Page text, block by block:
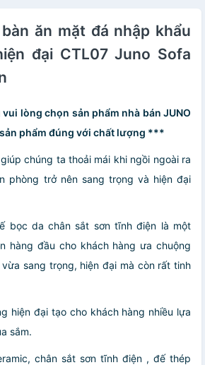
ăn mặt đá nhập khẩu
đại CTL07 Juno Sofa
lòng chọn sản phẩm nhà bán JUNO
phẩm đúng với chất lượng ***
chúng ta thoải mái khi ngồi ngoài ra
phòng trở nên sang trọng và hiện đại
bọc da chân sắt sơn tĩnh điện là một
hàng đầu cho khách hàng ưa chuộng
sang trọng, hiện đại mà còn rất tinh
hiện đại tạo cho khách hàng nhiều lựa
sắm.
chân sắt sơn tĩnh điện , đế thép